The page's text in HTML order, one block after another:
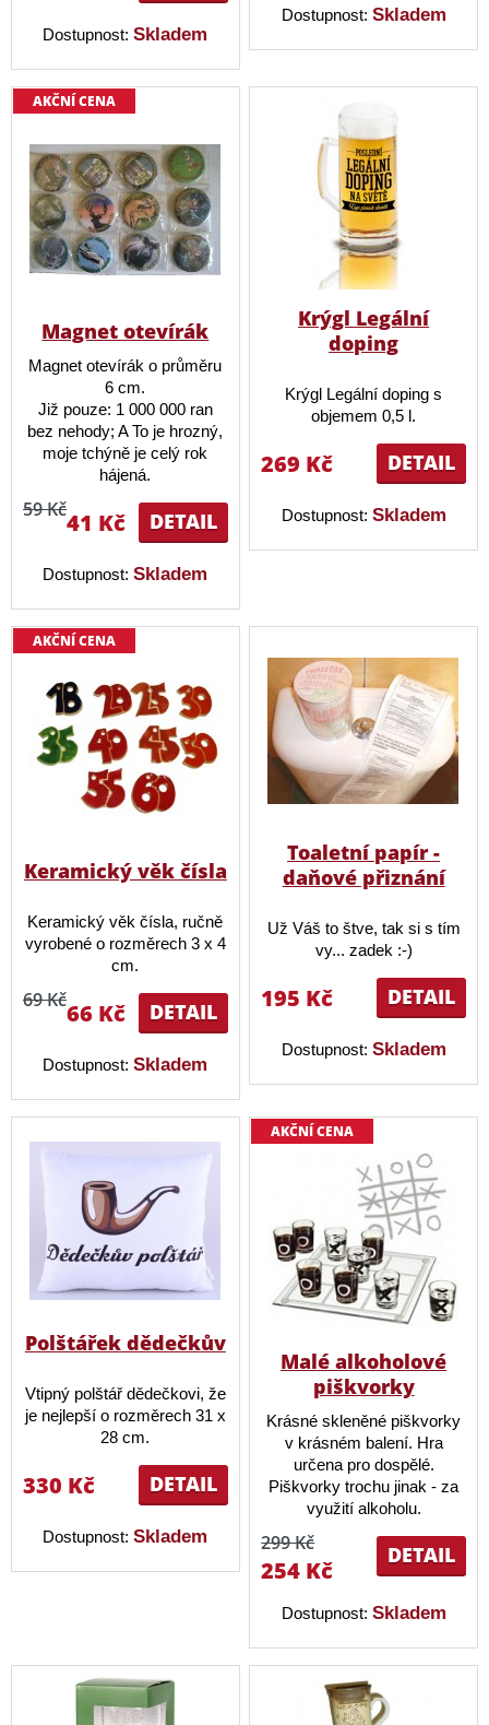
Dostupnost:Skladem
Dostupnost: Skladem
AKČNÍ CENA
Magnet otevírák
Magnet otevírák o průměru
6 cm.
Již pouze: 1 000 000 ran
bez nehody; A To je hrozný,
moje tchýně je celý rok
hájená.
DETAIL
59 Kč41 Kč
Dostupnost:Skladem
Krýgl Legální
doping
Krýgl Legální doping s
objemem 0,5 l.
DETAIL
269 Kč
Dostupnost: Skladem
AKČNÍ CENA
Keramický věk čísla
Keramický věk čísla, ručně
vyrobené o rozměrech 3 x 4
cm.
DETAIL
69 Kč66 Kč
Dostupnost:Skladem
Toaletní papír -
daňové přiznání
Už Váš to štve, tak si s tím
vy... zadek :-)
DETAIL
195 Kč
Dostupnost: Skladem
Polštářek dědečkův
Vtipný polštář dědečkovi, že
je nejlepší o rozměrech 31 x
28 cm.
DETAIL
330 Kč
Dostupnost:Skladem
AKČNÍ CENA
Malé alkoholové
piškvorky
Krásné skleněné piškvorky
v krásném balení. Hra
určena pro dospělé.
Piškvorky trochu jinak - za
využití alkoholu.
DETAIL
299 Kč
254 Kč
Dostupnost: Skladem